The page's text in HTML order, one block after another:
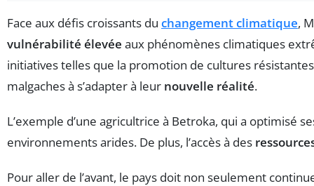
Face aux défis croissants du changement climatique,
vulnérabilité élevée aux phénomènes climatiques
initiatives telles que la promotion de cultures
malgaches à s’adapter à leur nouvelle réalité.
L’exemple d’une agricultrice à Betroka, qui a
environnements arides. De plus, l’accès à des
Pour aller de l’avant, le pays doit non seulement